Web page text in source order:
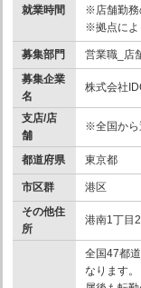
就業時間
※店舗勤務
※拠点によ
募集部門
営業職_店
募集企業
名
株式会社
支店/店
舗
※全国から
都道府県 東京都
市区群
港区
その他住
所
港南1丁目
全国47都
なります